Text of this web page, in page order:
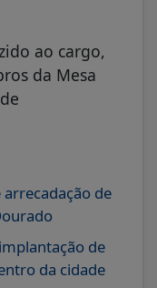
ao cargo,
da Mesa
de
de
da cidade